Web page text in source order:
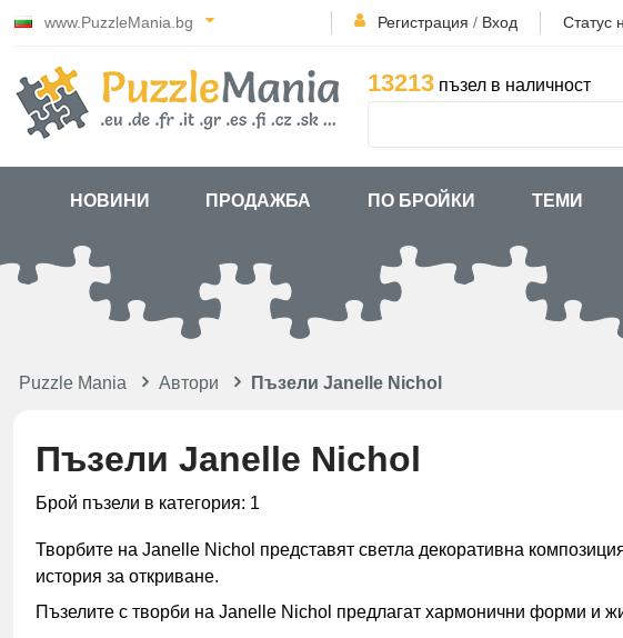
www.PuzzleMania.bg Регистрация / Вход Статус
13213 пъзел в наличност
НОВИНИ ПРОДАЖБА ПО БРОЙКИ ТЕМИ
Puzzle Mania Автори Пъзели Janelle Nichol
Пъзели Janelle Nichol
Брой пъзели в категория: 1
Творбите на Janelle Nichol представят светла декоративна
история за откриване.
Пъзелите с творби на Janelle Nichol предлагат хармонични форми и